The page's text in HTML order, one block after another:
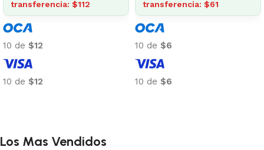
transferencia: $112
10 de $12
10 de $12
transferencia: $61
10 de $6
10 de $6
Los Mas Vendidos